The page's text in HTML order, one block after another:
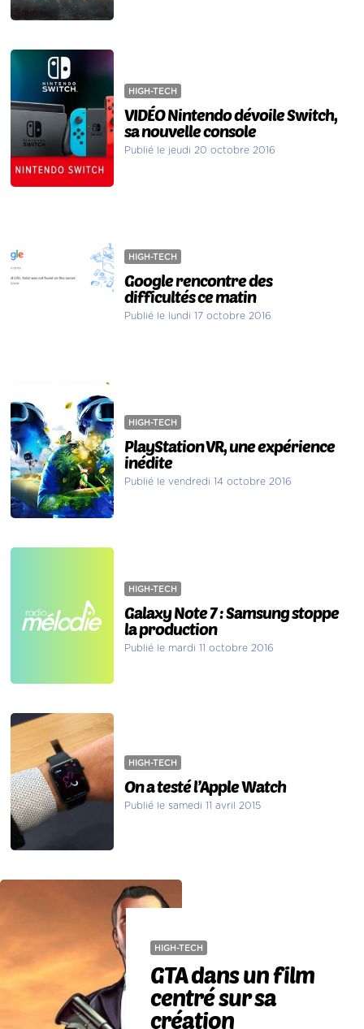
HIGH-TECH
VIDÉO Nintendo dévoile Switch,
sa nouvelle console
Publié le jeudi 20 octobre 2016
HIGH-TECH
Google rencontre des
difficultés ce matin
Publié le lundi 17 octobre 2016
HIGH-TECH
PlayStation VR, une expérience
inédite
Publié le vendredi 14 octobre 2016
HIGH-TECH
Galaxy Note 7 : Samsung stoppe
la production
Publié le mardi 11 octobre 2016
HIGH-TECH
On a testé l’Apple Watch
Publié le samedi 11 avril 2015
HIGH-TECH
GTA dans un film
centré sur sa
création